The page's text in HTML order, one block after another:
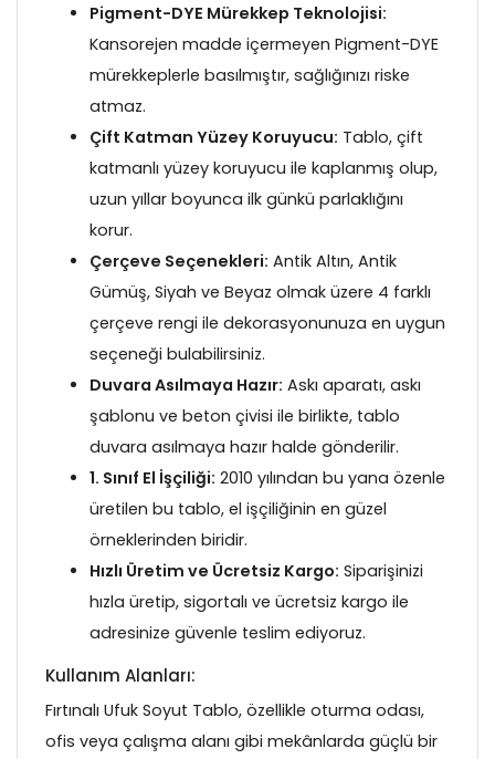
Pigment-DYE Mürekkep Teknolojisi:
Kansorejen madde içermeyen Pigment-DYE
mürekkeplerle basılmıştır, sağlığınızı riske
atmaz.
Çift Katman Yüzey Koruyucu: Tablo, çift
katmanlı yüzey koruyucu ile kaplanmış olup,
uzun yıllar boyunca ilk günkü parlaklığını
korur.
Çerçeve Seçenekleri: Antik Altın, Antik
Gümüş, Siyah ve Beyaz olmak üzere 4 farklı
çerçeve rengi ile dekorasyonunuza en uygun
seçeneği bulabilirsiniz.
Duvara Asılmaya Hazır: Askı aparatı, askı
şablonu ve beton çivisi ile birlikte, tablo
duvara asılmaya hazır halde gönderilir.
1. Sınıf El İşçiliği: 2010 yılından bu yana özenle
üretilen bu tablo, el işçiliğinin en güzel
örneklerinden biridir.
Hızlı Üretim ve Ücretsiz Kargo: Siparişinizi
hızla üretip, sigortalı ve ücretsiz kargo ile
adresinize güvenle teslim ediyoruz.
Kullanım Alanları:
Fırtınalı Ufuk Soyut Tablo, özellikle oturma odası,
ofis veya çalışma alanı gibi mekânlarda güçlü bir